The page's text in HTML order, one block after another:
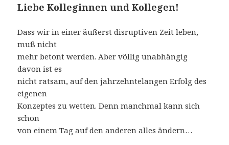
Liebe Kolleginnen und Kollegen!
Dass wir in einer äußerst disruptiven Zeit leben,
muß nicht
mehr betont werden. Aber völlig unabhängig
davon ist es
nicht ratsam, auf den jahrzehntelangen Erfolg des
eigenen
Konzeptes zu wetten. Denn manchmal kann sich
schon
von einem Tag auf den anderen alles ändern…